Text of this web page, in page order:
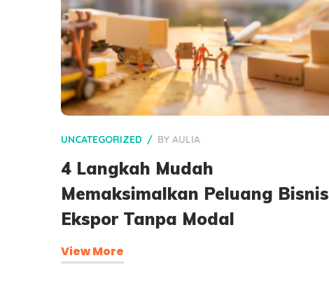
UNCATEGORIZED BY AULIA
4 Langkah Mudah
Memaksimalkan Peluang Bisnis
Ekspor Tanpa Modal
View More